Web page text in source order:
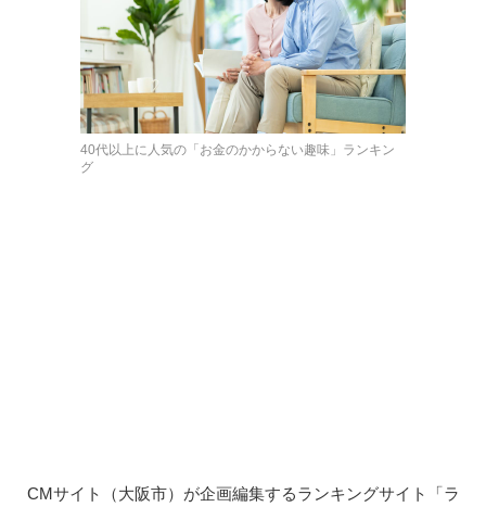
40代以上に人気の「お金のかからない趣味」ランキン
グ
CMサイト（大阪市）が企画編集するランキングサイト「ラ